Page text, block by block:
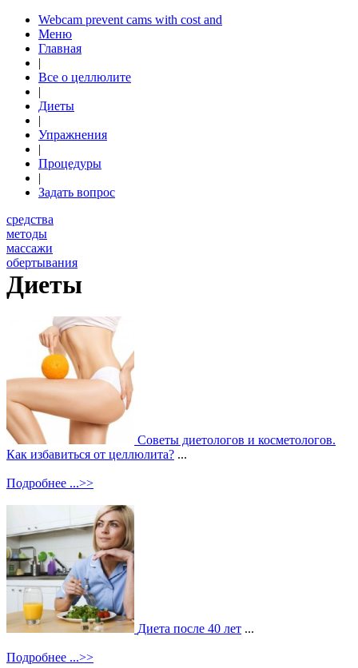
Webcam prevent cams with cost and
Меню
Главная
|
Все о целлюлите
|
Диеты
|
Упражнения
|
Процедуры
|
Задать вопрос
средства
методы
массажи
обертывания
Диеты
Советы диетологов и косметологов.
Как избавиться от целлюлита? ...
Подробнее ...>>
Диета после 40 лет ...
Подробнее ...>>